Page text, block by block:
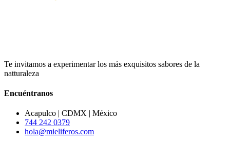
Te invitamos a experimentar los más exquisitos sabores de la
natturaleza
Encuéntranos
Acapulco | CDMX | México
744 242 0379
hola@mieliferos.com